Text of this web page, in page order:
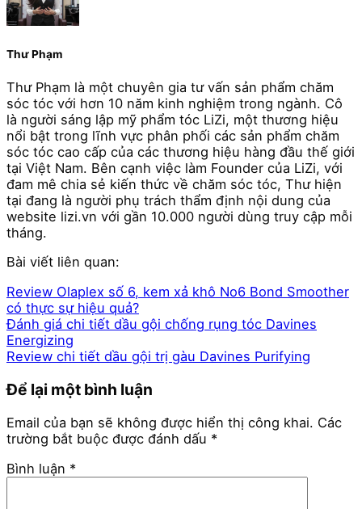
Thư Phạm
Thư Phạm là một chuyên gia tư vấn sản phẩm chăm
sóc tóc với hơn 10 năm kinh nghiệm trong ngành. Cô
là người sáng lập mỹ phẩm tóc LiZi, một thương hiệu
nổi bật trong lĩnh vực phân phối các sản phẩm chăm
sóc tóc cao cấp của các thương hiệu hàng đầu thế giới
tại Việt Nam. Bên cạnh việc làm Founder của LiZi, với
đam mê chia sẻ kiến thức về chăm sóc tóc, Thư hiện
tại đang là người phụ trách thẩm định nội dung của
website lizi.vn với gần 10.000 người dùng truy cập mỗi
tháng.
Bài viết liên quan:
Review Olaplex số 6, kem xả khô No6 Bond Smoother
có thực sự hiệu quả?
Đánh giá chi tiết dầu gội chống rụng tóc Davines
Energizing
Review chi tiết dầu gội trị gàu Davines Purifying
Để lại một bình luận
Email của bạn sẽ không được hiển thị công khai. Các
trường bắt buộc được đánh dấu *
Bình luận *